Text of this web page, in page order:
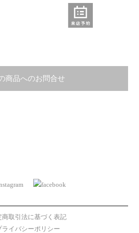
商品へのお問合せ
商取引法に基づく表記
ライバシーポリシー